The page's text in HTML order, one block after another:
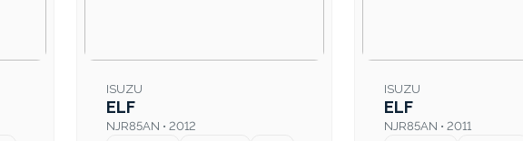
ISUZU
ELF
NJR85AN • 2012
ISUZU
ELF
NJR85AN • 2011